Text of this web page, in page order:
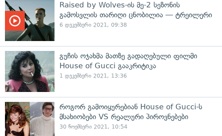
Raised by Wolves-ის მე-2 სეზონის
გამოსვლის თარიღი ცნობილია — ტრეილერი
6 დეკემბერი 2021, 09:38
გუჩის ოჯახმა მათზე გადაღებული ფილმი
House of Gucci გააკრიტიკა
1 დეკემბერი 2021, 13:36
როგორ გამოიყურებიან House of Gucci-ს
მსახიობები VS რეალური პიროვნებები
30 ნოემბერი 2021, 10:54